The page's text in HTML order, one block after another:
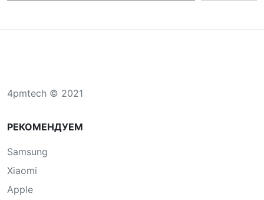
4pmtech © 2021
РЕКОМЕНДУЕМ
Samsung
Xiaomi
Apple